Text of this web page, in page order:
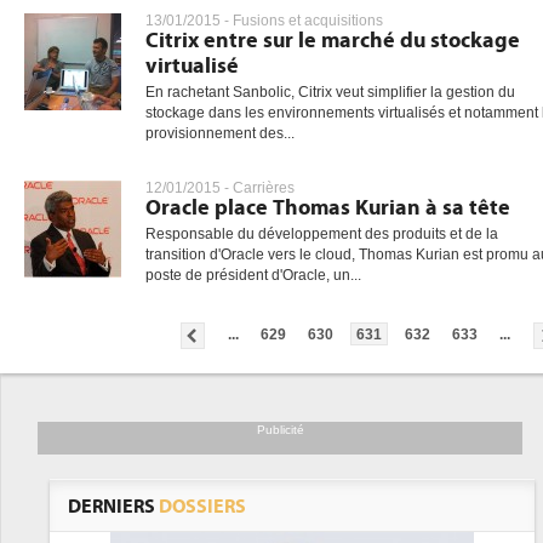
13/01/2015 - Fusions et acquisitions
Citrix entre sur le marché du stockage
virtualisé
En rachetant Sanbolic, Citrix veut simplifier la gestion du
stockage dans les environnements virtualisés et notamment
provisionnement des...
12/01/2015 - Carrières
Oracle place Thomas Kurian à sa tête
Responsable du développement des produits et de la
transition d'Oracle vers le cloud, Thomas Kurian est promu
poste de président d'Oracle, un...
... 629 630 631 632 633 ...
Publicité
DERNIERS DOSSIERS